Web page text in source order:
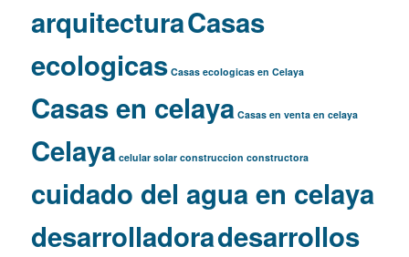
arquitecturaCasas
ecologicas Casas ecologicas en Celaya
Casas en celaya Casas en venta en celaya
Celaya celular solar construccion constructora
cuidado del agua en celaya
desarrolladoradesarrollos